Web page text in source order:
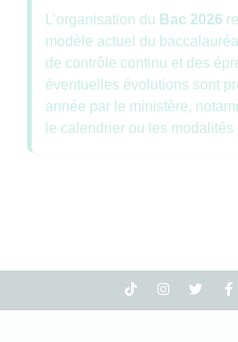
L’organisation du Bac 2026
modèle actuel du
de contrôle continu et des
éventuelles évolutions sont
année par le ministère,
le calendrier ou les modalités